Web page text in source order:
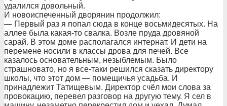
удалился довольный.
И новоиспеченный дворянин продолжил:
— Первый раз я попал сюда в конце восьмидесятых. На
аллее была какая-то свалка. Возле пруда дровяной
сарай. В этом доме располагался интернат. И дети на
перемене носили в классы дрова для печей. Все
казалось основательным, незыблемым. Было
страшновато, но я все-таки решился сказать директору
школы, что этот дом — помещичья усадьба. И
принадлежит Татищевым. Директор счёл мои слова за
провокацию, перевел разговор на другую тему. Я сел в